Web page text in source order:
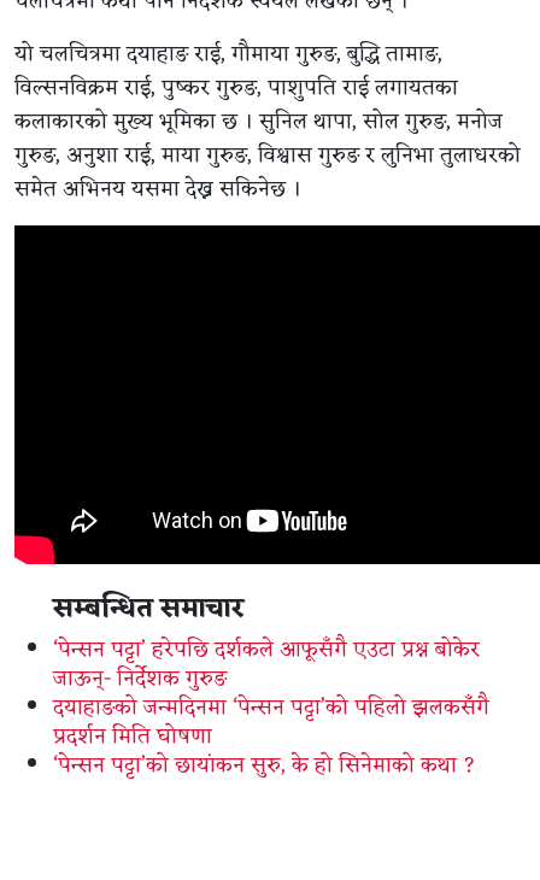
यो चलचित्रमा दयाहाङ राई, गौमाया गुरुङ, बुद्धि तामाङ,
विल्सनविक्रम राई, पुष्कर गुरुङ, पाशुपति राई लगायतका
कलाकारको मुख्य भूमिका छ । सुनिल थापा, सोल गुरुङ, मनोज
गुरुङ, अनुशा राई, माया गुरुङ, विश्वास गुरुङ र लुनिभा तुलाधरको
समेत अभिनय यसमा देख्न सकिनेछ ।
सम्बन्धित समाचार
‘पेन्सन पट्टा’ हरेपछि दर्शकले आफूसँगै एउटा प्रश्न बोकेर
जाऊन्- निर्देशक गुरुङ
दयाहाङको जन्मदिनमा ‘पेन्सन पट्टा’को पहिलो झलकसँगै
प्रदर्शन मिति घोषणा
‘पेन्सन पट्टा’को छायांकन सुरु, के हो सिनेमाको कथा ?